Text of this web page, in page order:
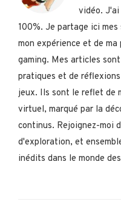
vidéo. J'ai
100%. Je partage ici
mon expérience et de
gaming. Mes articles
pratiques et de
jeux. Ils sont le reflet de
virtuel, marqué par la
continus. Rejoignez-moi
d'exploration, et
inédits dans le monde